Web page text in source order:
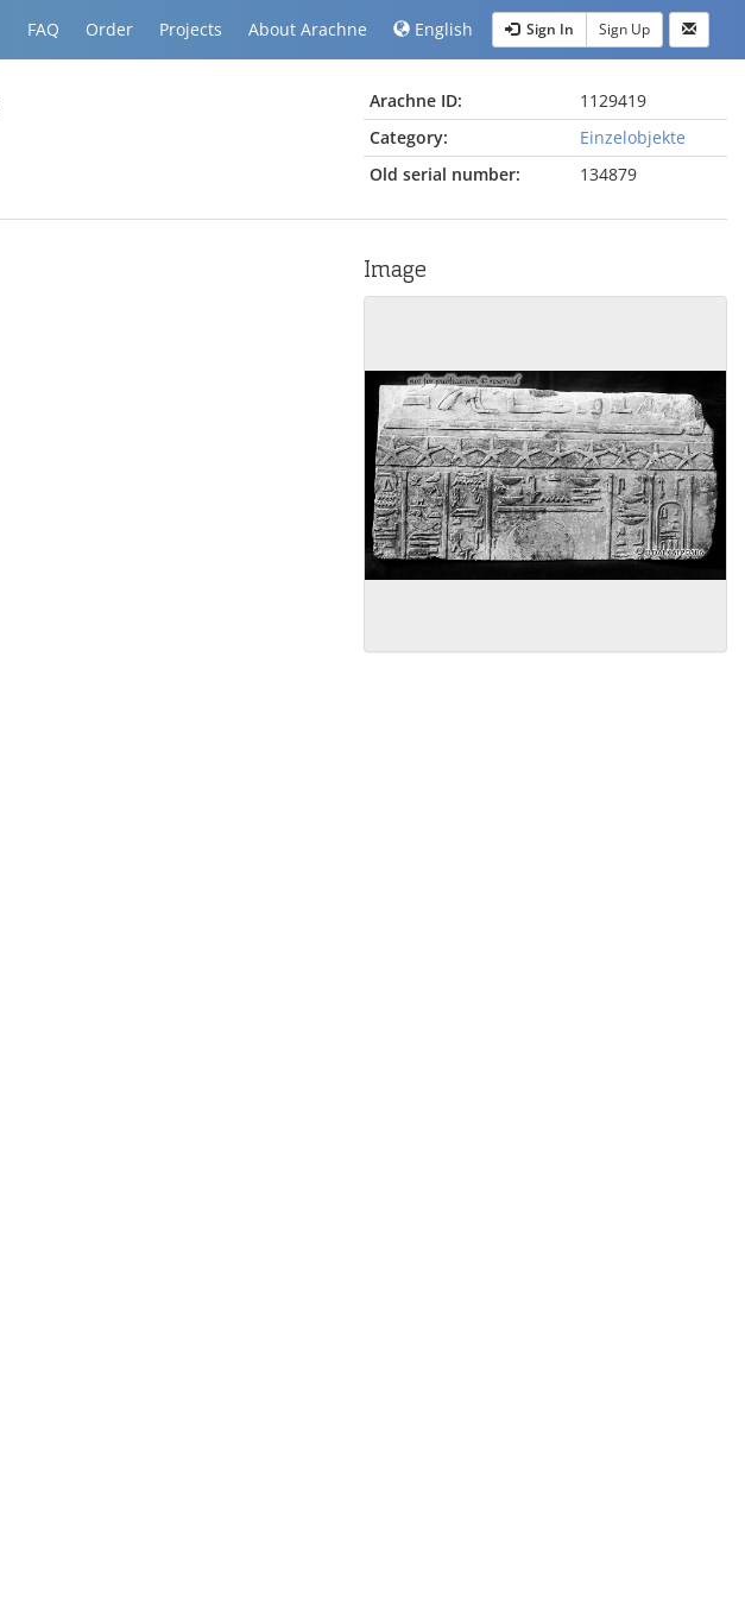
FAQ Order Projects About Arachne English Sign In Sign Up
Arachne ID:
1129419
Category:
Einzelobjekte
Old serial number:
134879
Image